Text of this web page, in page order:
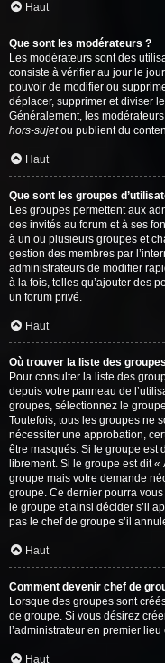
Haut
Que sont les modérateurs ?
Les modérateurs sont des
consiste à vérifier au jour le
pouvoir de modifier ou
déplacer, supprimer et diviser
Généralement, les
hors-sujetou publient du
Haut
Que sont les groupes
Les groupes permettent aux
des invités au forum et à ses
à un ou plusieurs groupes et
gestion des membres par
administrateurs de modifier
à la fois, telles qu’ajouter des
un forum privé.
Haut
Où trouver la liste des
Pour consulter la liste des
depuis votre panneau de
groupes, sélectionnez le
Toutefois, tous les groupes ne
nécessiter une approbation,
être masqués. Si le groupe est
librement. Si le groupe est dit
groupe mais votre demande
groupe. Ce dernier pourra
le groupe et ainsi décider s’il
pas le chef de groupe s’il
Haut
Comment devenir chef de
Lorsque des groupes sont
de groupe. Si vous désirez
l’administrateur en premier
Haut